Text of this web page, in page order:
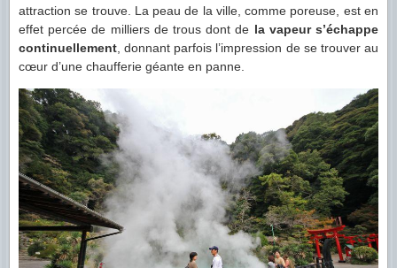
attraction se trouve. La peau de la ville, comme poreuse, est en
effet percée de milliers de trous dont de la vapeur s’échappe
continuellement , donnant parfois l’impression de se trouver au
cœur d’une chaufferie géante en panne.